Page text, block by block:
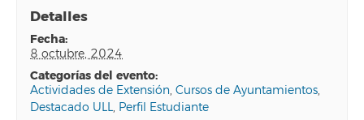
Detalles
fecha:
8 octubre, 2024
categorías del evento:
Actividades de Extensión,Cursos de Ayuntamientos,
Destacado ULL, Perfil Estudiante